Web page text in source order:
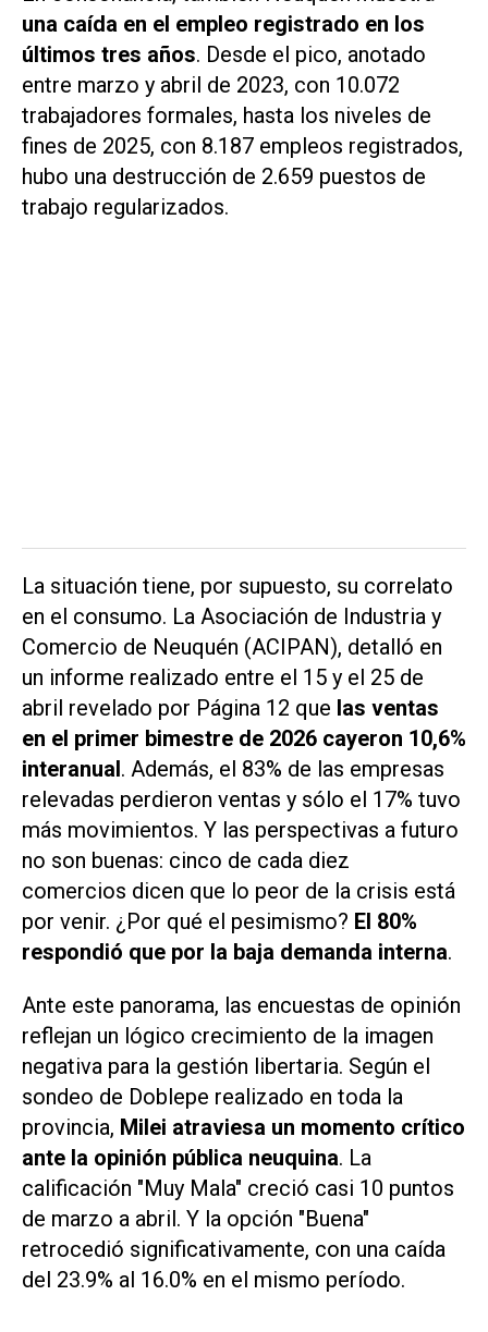
una caída en el empleo registrado en los
últimos tres años. Desde el pico, anotado
entre marzo y abril de 2023, con 10.072
trabajadores formales, hasta los niveles de
fines de 2025, con 8.187 empleos registrados,
hubo una destrucción de 2.659 puestos de
trabajo regularizados.
La situación tiene, por supuesto, su correlato
en el consumo. La Asociación de Industria y
Comercio de Neuquén (ACIPAN), detalló en
un informe realizado entre el 15 y el 25 de
abril revelado por Página 12 que las ventas
en el primer bimestre de 2026 cayeron 10,6%
interanual . Además, el 83% de las empresas
relevadas perdieron ventas y sólo el 17% tuvo
más movimientos. Y las perspectivas a futuro
no son buenas: cinco de cada diez
comercios dicen que lo peor de la crisis está
por venir. ¿Por qué el pesimismo? El 80%
respondió que por la baja demanda interna.
Ante este panorama, las encuestas de opinión
reflejan un lógico crecimiento de la imagen
negativa para la gestión libertaria. Según el
sondeo de Doblepe realizado en toda la
provincia, Milei atraviesa un momento crítico
ante la opinión pública neuquina. La
calificación "Muy Mala" creció casi 10 puntos
de marzo a abril. Y la opción "Buena"
retrocedió significativamente, con una caída
del 23.9% al 16.0% en el mismo período.